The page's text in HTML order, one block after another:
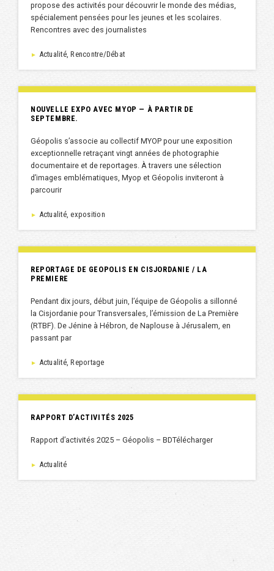
propose des activités pour découvrir le monde des médias,
spécialement pensées pour les jeunes et les scolaires.
Rencontres avec des journalistes
► Actualité, Rencontre/Débat
NOUVELLE EXPO AVEC MYOP — À PARTIR DE
SEPTEMBRE.
Géopolis s’associe au collectif MYOP pour une exposition
exceptionnelle retraçant vingt années de photographie
documentaire et de reportages. À travers une sélection
d’images emblématiques, Myop et Géopolis inviteront à
parcourir
► Actualité, exposition
REPORTAGE DE GEOPOLIS EN CISJORDANIE / LA
PREMIERE
Pendant dix jours, début juin, l’équipe de Géopolis a sillonné
la Cisjordanie pour Transversales, l’émission de La Première
(RTBF). De Jénine à Hébron, de Naplouse à Jérusalem, en
passant par
► Actualité, Reportage
RAPPORT D’ACTIVITÉS 2025
Rapport d’activités 2025 – Géopolis – BDTélécharger
► Actualité